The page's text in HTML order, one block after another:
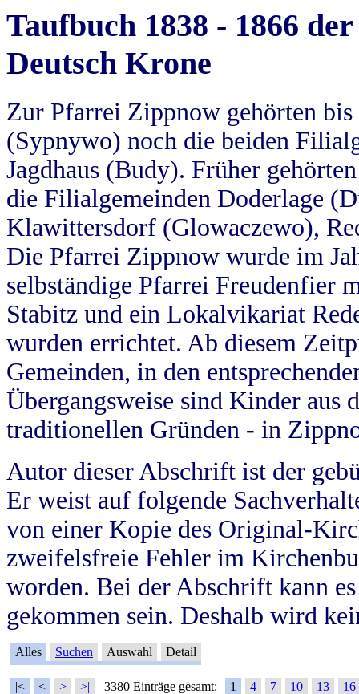
Taufbuch 1838 - 1866
Deutsch Krone
Zur Pfarrei Zippnow gehörten
(Sypnywo) noch die beiden
Jagdhaus (Budy). Früher
die Filialgemeinden Doderlage
Klawittersdorf (Glowaczewo),
Die Pfarrei Zippnow wurde im
selbständige Pfarrei Freudenfier
Stabitz und ein Lokalvikariat
wurden errichtet. Ab diesem
Gemeinden, in den
Übergangsweise sind Kinder aus
traditionellen Gründen - in
Autor dieser Abschrift ist der
Er weist auf folgende
von einer Kopie des Original-
zweifelsfreie Fehler im
worden. Bei der Abschrift kann
gekommen sein. Deshalb wird
Alles Suchen Auswahl Detail
|< < > >| 3380 Einträge gesamt: 1 4 7 10 13
16